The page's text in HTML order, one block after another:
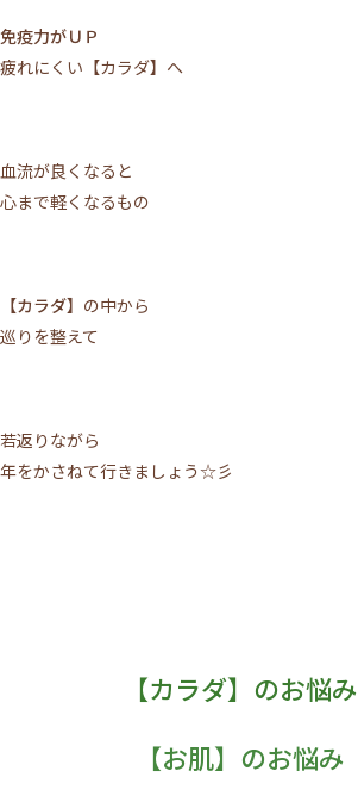
免疫力がＵＰ
疲れにくい【カラダ】へ
血流が良くなると
心まで軽くなるもの
【カラダ】 の中から
巡りを整えて
若返りながら
年をかさねて行きましょう☆彡
【カラダ】のお悩み
【お肌】のお悩み